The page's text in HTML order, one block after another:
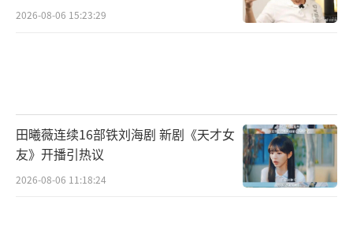
百态
《多喜一家人》将故事时间锚定在2008年
中国经济腾飞的时代，生活在胶东半岛的赛多
2026-08-06 15:23:29
田曦薇连续16部铁刘海剧 新剧《天才女
友》开播引热议
2026-08-06 11:18:24